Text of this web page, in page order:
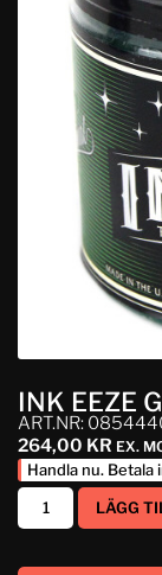
INK EEZE
ART.NR:
264,00 KR EX.
Handla nu. Betala
LÄGG